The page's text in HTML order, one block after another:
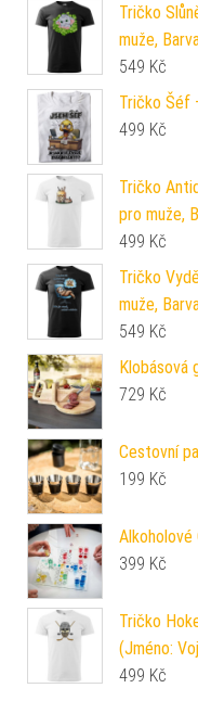
Tričko
muže,
549 Kč
Tričko Šéf
499 Kč
Tričko
pro muže,
499 Kč
Tričko
muže,
549 Kč
Klobásová
729 Kč
Cestovní
199 Kč
Alkoholové
399 Kč
Tričko
(Jméno:
499 Kč